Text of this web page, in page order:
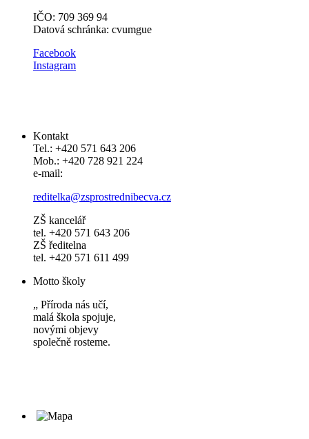
IČO: 709 369 94
Datová schránka: cvumgue
​​Facebook
Instagram
Kontakt
Tel.: +420 571 643 206
Mob.: +420 728 921 224
e-mail:
reditelka@zsprostrednibecva.cz
ZŠ kancelář
tel. +420 571 643 206
ZŠ ředitelna
tel. +420 571 611 499
Motto školy
„ Příroda nás učí,
malá škola spojuje,
novými objevy
společně rosteme.